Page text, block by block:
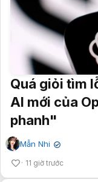
Quá giỏi tìm
AI mới của
phanh"
Mẫn Nhi ✔
11 giờ trước